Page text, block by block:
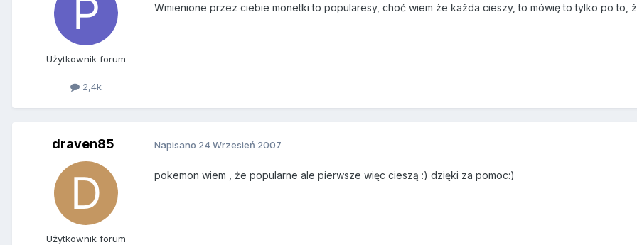
Użytkownik forum
2,4k
Wmienione przez ciebie monetki to popularesy, choć wiem że każda cieszy, to mówię to tylko po to,
draven85
Użytkownik forum
Napisano 24 Wrzesień 2007
pokemon wiem , że popularne ale pierwsze więc cieszą :) dzięki za pomoc:)